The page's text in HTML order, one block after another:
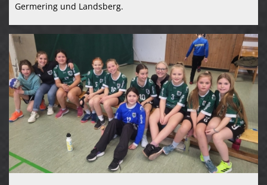
Germering und Landsberg.